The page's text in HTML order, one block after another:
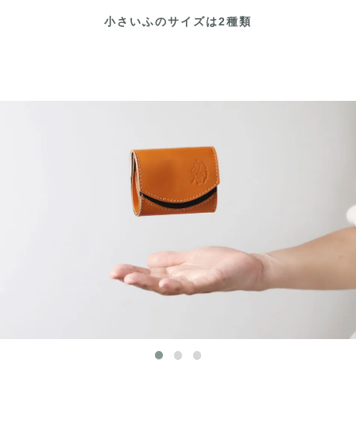
小さいふのサイズは2種類